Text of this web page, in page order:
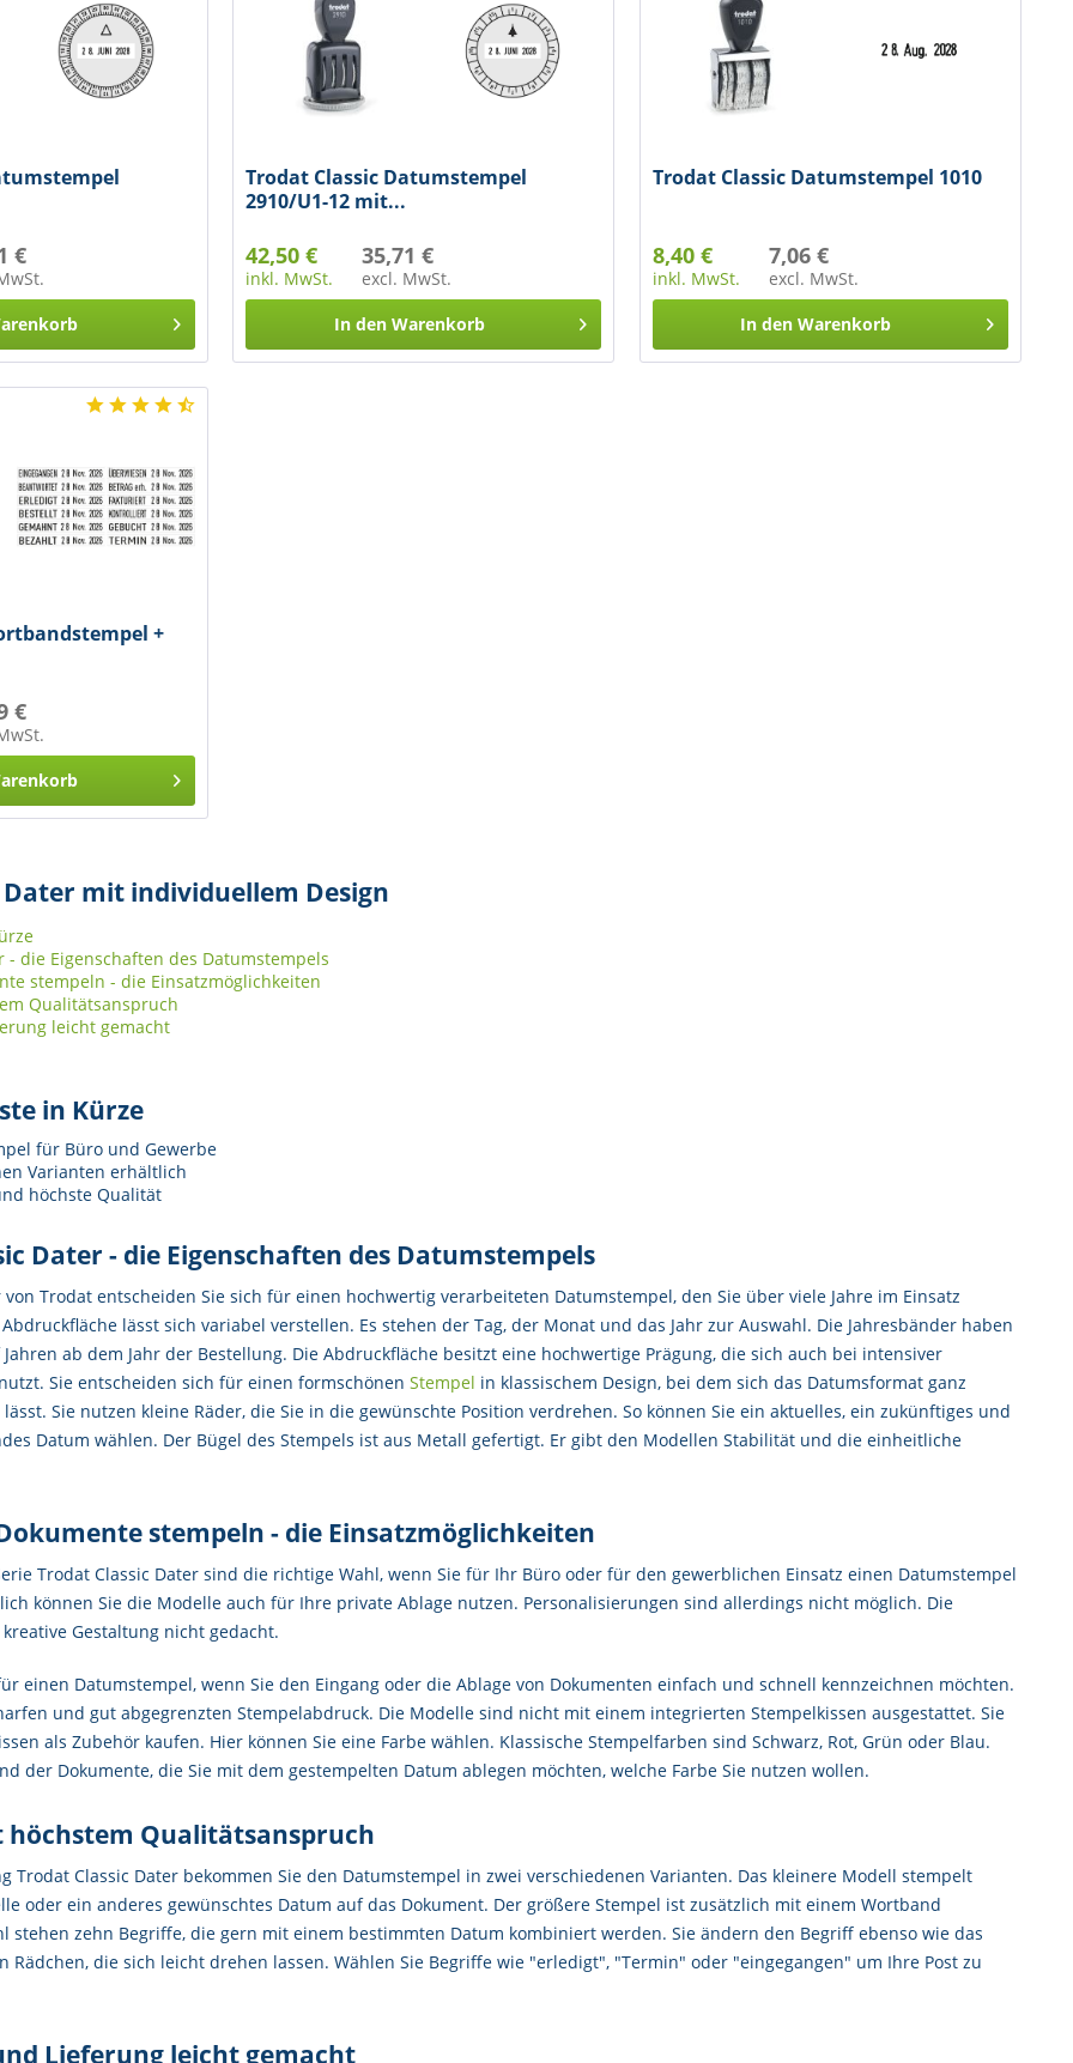
€
Trodat Classic Datumstempel
2910/U1-12 mit...
42,50 €
inkl. MwSt.
35,71 €
excl. MwSt.
In den Warenkorb
Trodat Classic Datumstempel 1010
8,40 €
inkl. MwSt.
7,06 €
excl. MwSt.
In den Warenkorb
+
€
Dater mit individuellem Design
- die Eigenschaften des Datumstempels
stempeln - die Einsatzmöglichkeiten
Qualitätsanspruch
leicht gemacht
in Kürze
für Büro und Gewerbe
Varianten erhältlich
höchste Qualität
Dater - die Eigenschaften des Datumstempels
von Trodat entscheiden Sie sich für einen hochwertig verarbeiteten Datumstempel, den Sie über viele Jahre im Einsatz
lässt sich variabel verstellen. Es stehen der Tag, der Monat und das Jahr zur Auswahl. Die Jahresbänder haben
ab dem Jahr der Bestellung. Die Abdruckfläche besitzt eine hochwertige Prägung, die sich auch bei intensiver
Sie entscheiden sich für einen formschönen Stempel in klassischem Design, bei dem sich das Datumsformat ganz
Sie nutzen kleine Räder, die Sie in die gewünschte Position verdrehen. So können Sie ein aktuelles, ein zukünftiges und
Datum wählen. Der Bügel des Stempels ist aus Metall gefertigt. Er gibt den Modellen Stabilität und die einheitliche
stempeln - die Einsatzmöglichkeiten
Trodat Classic Dater sind die richtige Wahl, wenn Sie für Ihr Büro oder für den gewerblichen Einsatz einen Datumstempel
können Sie die Modelle auch für Ihre private Ablage nutzen. Personalisierungen sind allerdings nicht möglich. Die
Gestaltung nicht gedacht.
einen Datumstempel, wenn Sie den Eingang oder die Ablage von Dokumenten einfach und schnell kennzeichnen möchten.
und gut abgegrenzten Stempelabdruck. Die Modelle sind nicht mit einem integrierten Stempelkissen ausgestattet. Sie
als Zubehör kaufen. Hier können Sie eine Farbe wählen. Klassische Stempelfarben sind Schwarz, Rot, Grün oder Blau.
der Dokumente, die Sie mit dem gestempelten Datum ablegen möchten, welche Farbe Sie nutzen wollen.
höchstem Qualitätsanspruch
Trodat Classic Dater bekommen Sie den Datumstempel in zwei verschiedenen Varianten. Das kleinere Modell stempelt
oder ein anderes gewünschtes Datum auf das Dokument. Der größere Stempel ist zusätzlich mit einem Wortband
stehen zehn Begriffe, die gern mit einem bestimmten Datum kombiniert werden. Sie ändern den Begriff ebenso wie das
Rädchen, die sich leicht drehen lassen. Wählen Sie Begriffe wie "erledigt", "Termin" oder "eingegangen" um Ihre Post zu
Lieferung leicht gemacht